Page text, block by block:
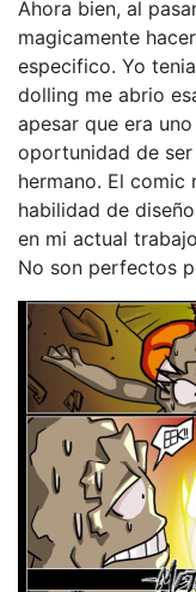
Ahora bien, al
magicamente
especifico. Yo
dolling me abrio
apesar que era
oportunidad de
hermano. El comic
habilidad de
en mi actual
No son perfectos